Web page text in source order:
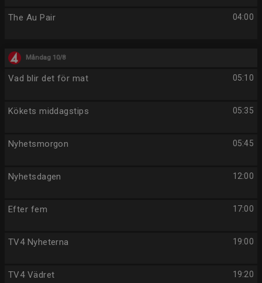
04:00
The Au Pair
Måndag 10/8
05:10
Vad blir det för mat
05:35
Kökets middagstips
05:45
Nyhetsmorgon
12:00
Nyhetsdagen
17:00
Efter fem
19:00
TV4 Nyheterna
19:20
TV4 Vädret